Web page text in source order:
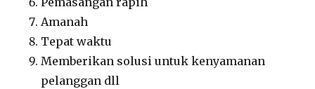
Amanah
Tepat waktu
Memberikan solusi untuk kenyamanan
pelanggan dll